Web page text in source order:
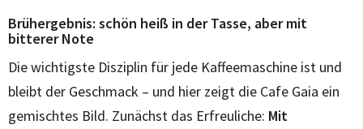
Brühergebnis: schön heiß in der Tasse, aber mit
bitterer Note
Die wichtigste Disziplin für jede Kaffeemaschine ist und
bleibt der Geschmack – und hier zeigt die Cafe Gaia ein
gemischtes Bild. Zunächst das Erfreuliche: Mit